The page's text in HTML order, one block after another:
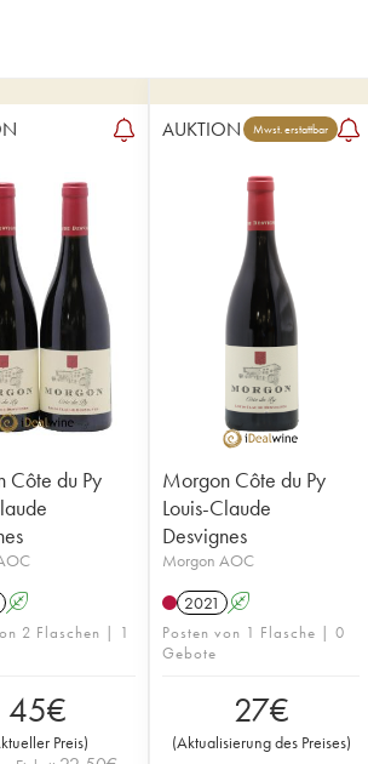
Côte du Py
A
2 Flaschen | 1
45€
Preis)
AUKTION Mwst. erstattbar
Morgon Côte du Py
Louis-Claude
Desvignes
Morgon AOC
2021
A
Posten von 1 Flasche | 0
Gebote
27€
(Aktualisierung des Preises)